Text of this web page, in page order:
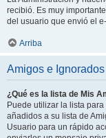
recibió. Es muy
del usuario que envió el
Arriba
Amigos e Ignorados
¿Qué es la lista de Mis
Puede utilizar la lista
añadidos a su lista de
Usuario para un rápido